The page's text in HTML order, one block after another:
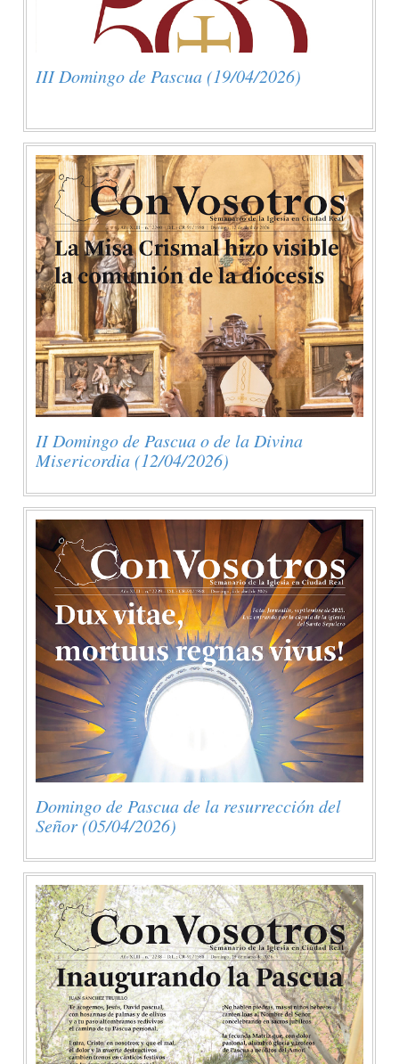
III Domingo de Pascua (19/04/2026)
II Domingo de Pascua o de la Divina
Misericordia (12/04/2026)
Domingo de Pascua de la resurrección del
Señor (05/04/2026)